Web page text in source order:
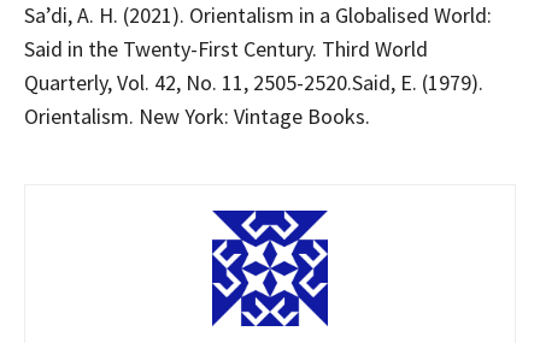
Sa’di, A. H. (2021). Orientalism in a Globalised World:
Said in the Twenty-First Century. Third World
Quarterly, Vol. 42, No. 11, 2505-2520.Said, E. (1979).
Orientalism. New York: Vintage Books.